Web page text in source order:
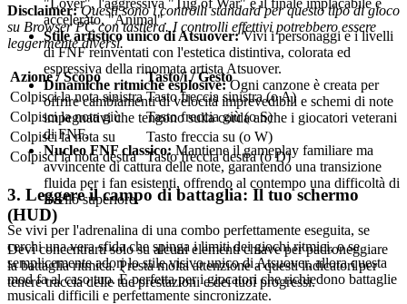
accelerato, "Animal".
Stile artistico unico di Atsuover:Vivi i personaggi e i livelli
di FNF reinventati con l'estetica distintiva, colorata ed
espressiva della rinomata artista Atsuover.
Dinamiche ritmiche esplosive:Ogni canzone è creata per
offrire cambiamenti di velocità imprevedibili e schemi di note
impegnativi che tengono sulla corda anche i giocatori veterani
di FNF.
Nucleo FNF classico: Mantiene il gameplay familiare ma
avvincente di cattura delle note, garantendo una transizione
fluida per i fan esistenti, offrendo al contempo una difficoltà di
livello superiore.
Se vivi per l'adrenalina di una combo perfettamente eseguita, se
cerchi una vera sfida che spinga i limiti dei giochi ritmici, o se
semplicemente adori lo stile visivo unico di Atsuover, allora questa
mod fa al caso tuo. È perfetta per i giocatori che richiedono battaglie
musicali difficili e perfettamente sincronizzate.
Disclaimer: Questi sono i controlli standard per questo tipo di gioco
su Browser PC con tastiera. I controlli effettivi potrebbero essere
leggermente diversi.
Azione / Scopo
Tasto/i / Gesto
Colpisci la nota sinistra Tasto freccia sinistra (o A)
Colpisci la nota giù
Tasto freccia giù (o S)
Colpisci la nota su
Tasto freccia su (o W)
Colpisci la nota destra
Tasto freccia destra (o D)
3. Leggere il campo di battaglia: Il tuo schermo
(HUD)
Devi concentrarti solo su alcuni elementi chiave per padroneggiare
la battaglia ritmica. Presta molta attenzione a questi indicatori per
tenere traccia delle tue prestazioni e dei tuoi progressi.